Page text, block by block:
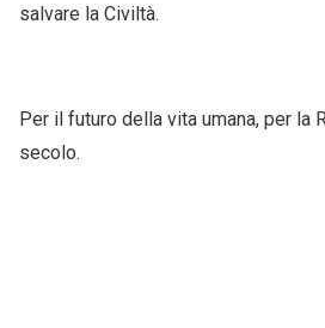
salvare la Civiltà.
Per il futuro della vita umana, per la
secolo.